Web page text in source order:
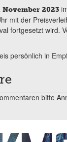
November 2023
mit der
fortgesetzt wird.
persönlich in
bitte